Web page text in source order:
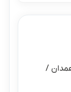
همدان /